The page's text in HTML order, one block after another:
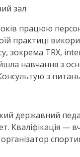
зал
працюю
практиці
зокрема TRX,
навчання з
з
державний
Кваліфікація —